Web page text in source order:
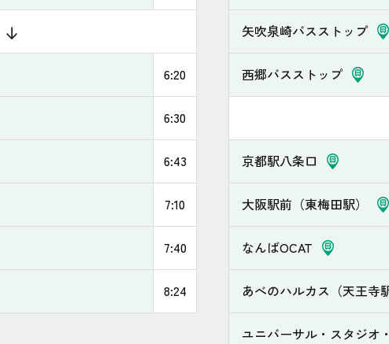
6:20
6:30
6:43
7:10
7:40
8:24
矢吹泉崎バスストップ
西郷バスストップ
京都駅八条口
大阪駅前（東梅田駅）
なんばOCAT
あべのハルカス（天王寺
ユニバーサル・スタジオ